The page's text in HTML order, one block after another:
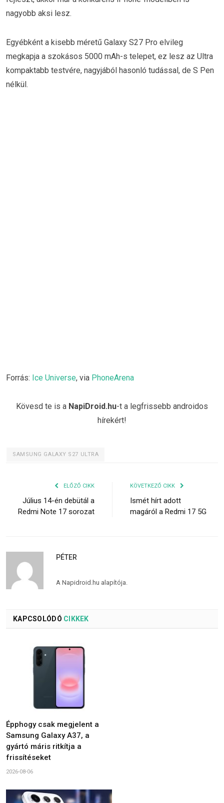
nagyobb aksi lesz.
Egyébként a kisebb méretű Galaxy S27 Pro elvileg
megkapja a szokásos 5000 mAh-s telepet, ez lesz az Ultra
kompaktabb testvére, nagyjából hasonló tudással, de S Pen
nélkül.
Forrás: Ice Universe, via PhoneArena
Kövesd te is a NapiDroid.hu-t a legfrissebb androidos
hírekért!
SAMSUNG GALAXY S27 ULTRA
ELŐZŐ CIKK
Július 14-én debütál a
Redmi Note 17 sorozat
KÖVETKEZŐ CIKK
Ismét hírt adott
magáról a Redmi 17 5G
PÉTER
A Napidroid.hu alapítója.
KAPCSOLÓDÓ CIKKEK
Épphogy csak megjelent a
Samsung Galaxy A37, a
gyártó máris ritkítja a
frissítéseket
2026-08-06